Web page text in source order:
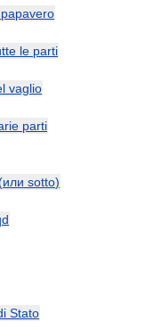
papavero
le parti
vaglio
parti
или sotto)
Stato